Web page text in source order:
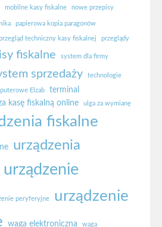
mobilne kasy fiskalne nowe przepisy
papierowa kopia paragonów
techniczny kasy fiskalnej przeglądy
fiskalne system dla firmy
sprzedaży technologie
Elzab
terminal
kasę fiskalną online ulga za wymianę
fiskalne
urządzenia
urządzenie
peryferyjne
urządzenie
waga elektroniczna waga